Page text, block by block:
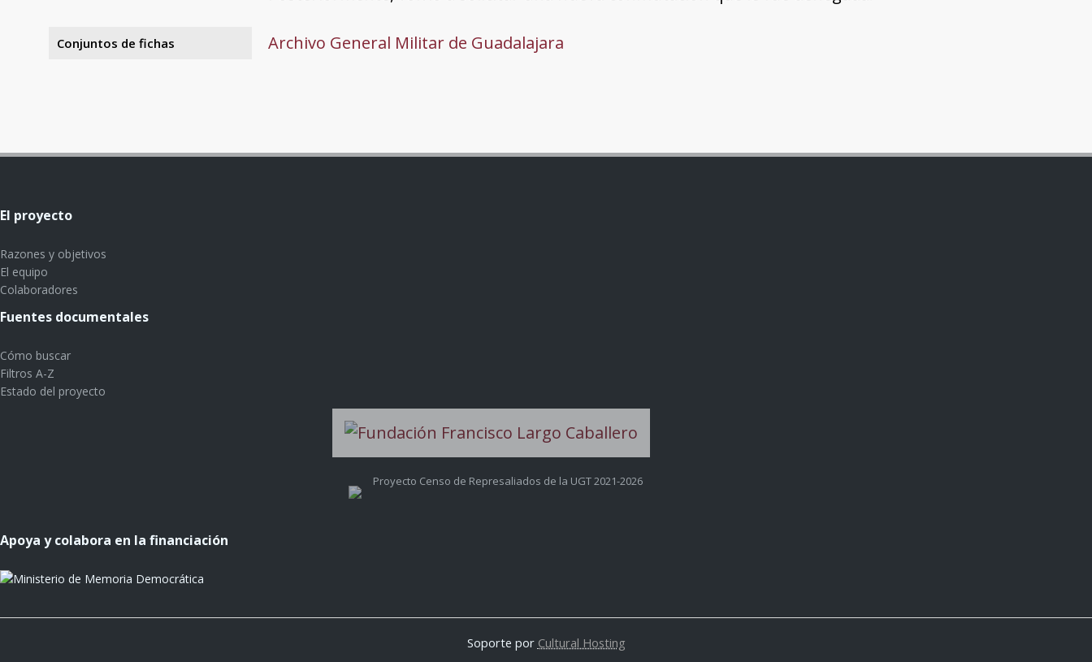
Conjuntos de fichas Archivo General Militar de Guadalajara
El proyecto
Razones y objetivos
El equipo
Colaboradores
Fuentes documentales
Cómo buscar
Filtros A-Z
Estado del proyecto
Proyecto Censo de Represaliados de la UGT 2021-2026
Apoya y colabora en la financiación
Soporte por Cultural Hosting